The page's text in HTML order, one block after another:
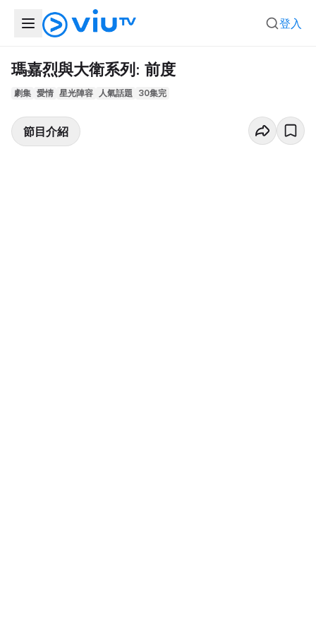
登入
瑪嘉烈與大衛系列: 前度
劇集 愛情 星光陣容 人氣話題 30集完
節目介紹